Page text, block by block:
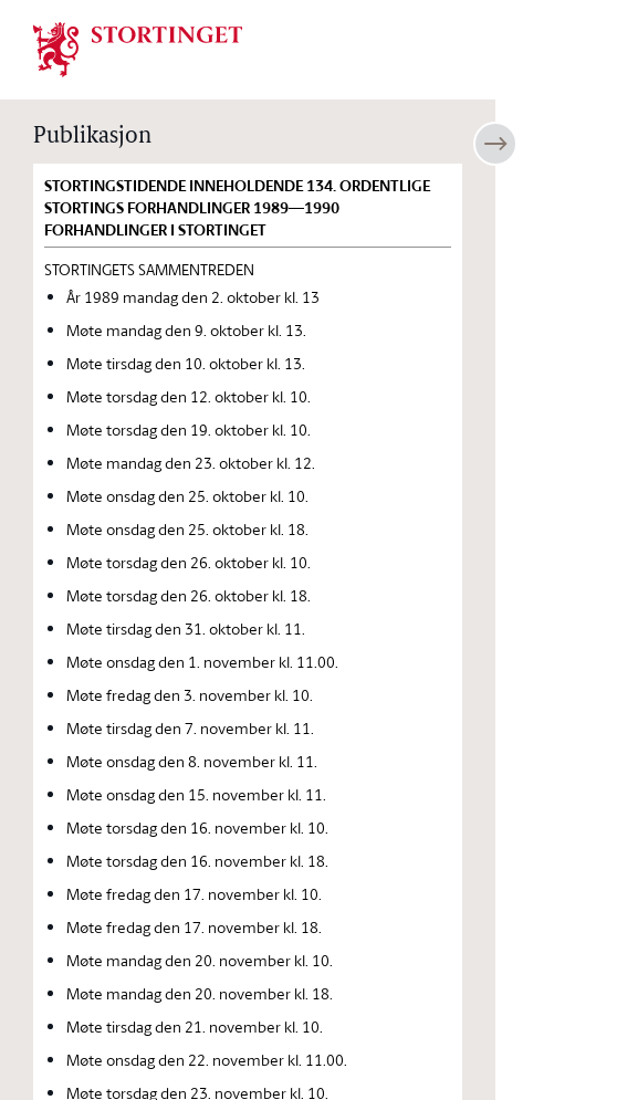
Stortinget.no
Publikasjon
STORTINGSTIDENDE INNEHOLDENDE 134. ORDENTLIGE
STORTINGS FORHANDLINGER 1989—1990
FORHANDLINGER I STORTINGET
STORTINGETS SAMMENTREDEN
År 1989 mandag den 2. oktober kl. 13
Møte mandag den 9. oktober kl. 13.
Møte tirsdag den 10. oktober kl. 13.
Møte torsdag den 12. oktober kl. 10.
Møte torsdag den 19. oktober kl. 10.
Møte mandag den 23. oktober kl. 12.
Møte onsdag den 25. oktober kl. 10.
Møte onsdag den 25. oktober kl. 18.
Møte torsdag den 26. oktober kl. 10.
Møte torsdag den 26. oktober kl. 18.
Møte tirsdag den 31. oktober kl. 11.
Møte onsdag den 1. november kl. 11.00.
Møte fredag den 3. november kl. 10.
Møte tirsdag den 7. november kl. 11.
Møte onsdag den 8. november kl. 11.
Møte onsdag den 15. november kl. 11.
Møte torsdag den 16. november kl. 10.
Møte torsdag den 16. november kl. 18.
Møte fredag den 17. november kl. 10.
Møte fredag den 17. november kl. 18.
Møte mandag den 20. november kl. 10.
Møte mandag den 20. november kl. 18.
Møte tirsdag den 21. november kl. 10.
Møte onsdag den 22. november kl. 11.00.
Møte torsdag den 23. november kl. 10.